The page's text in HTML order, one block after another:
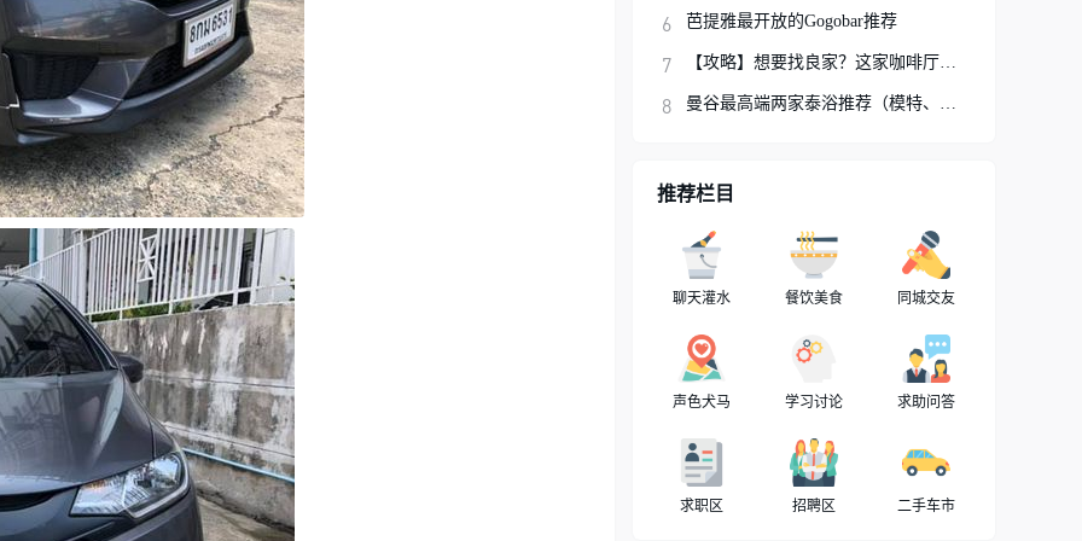
芭提雅最开放的Gogobar推荐
【攻略】想要找良家？这家咖啡厅你可以试试
曼谷最高端两家泰浴推荐（模特、网红、明星
推荐栏目
聊天灌水 餐饮美食 同城交友
声色犬马 学习讨论 求助问答
求职区 招聘区 二手车市